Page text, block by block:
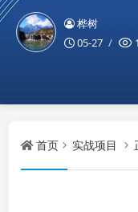
桦树
05-27
首页 实战项目